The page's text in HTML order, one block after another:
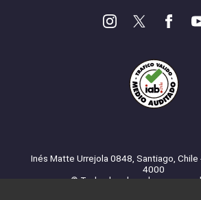
Inés Matte Urrejola 0848, Santiago, Chile
4000
© Todos los derechos